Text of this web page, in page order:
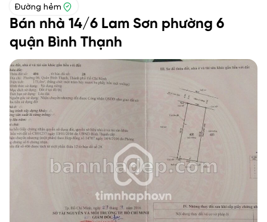
Đường hẻm
Bán nhà 14/6 Lam Sơn phường 6
quận Bình Thạnh